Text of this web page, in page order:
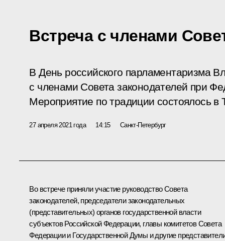
Встреча с членами
В День российского парламентаризма
с членами Совета законодателей при
Мероприятие по традиции состоялось в
27 апреля 2021 года 14:15 Санкт-Петербург
Во встрече приняли участие руководство Совета
законодателей, председатели законодательных
(представительных) органов государственной власти
субъектов Российской Федерации, главы комитетов Совета
Федерации и Государственной Думы и другие